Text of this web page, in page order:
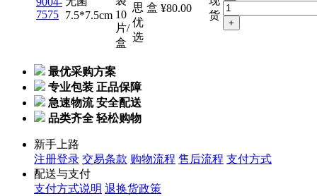
7575 7.5*7.5cm 10
片/
盒
思
优
选
盒 ¥80.00
货
+
最优采购方案
专业包装 正品保障
急速物流 安全配送
品类齐全 轻松购物
新手上路
注册登录 交易条款 购物流程 售后流程 支付方式
配送与支付
支付方式说明 退换货政策